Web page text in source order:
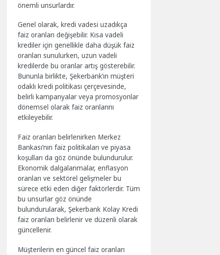
önemli unsurlardır.
Genel olarak, kredi vadesi uzadıkça
faiz oranları değişebilir. Kısa vadeli
krediler için genellikle daha düşük faiz
oranları sunulurken, uzun vadeli
kredilerde bu oranlar artış gösterebilir.
Bununla birlikte, Şekerbank’ın müşteri
odaklı kredi politikası çerçevesinde,
belirli kampanyalar veya promosyonlar
dönemsel olarak faiz oranlarını
etkileyebilir.
Faiz oranları belirlenirken Merkez
Bankası’nın faiz politikaları ve piyasa
koşulları da göz önünde bulundurulur.
Ekonomik dalgalanmalar, enflasyon
oranları ve sektörel gelişmeler bu
sürece etki eden diğer faktörlerdir. Tüm
bu unsurlar göz önünde
bulundurularak, Şekerbank Kolay Kredi
faiz oranları belirlenir ve düzenli olarak
güncellenir.
Müşterilerin en güncel faiz oranları